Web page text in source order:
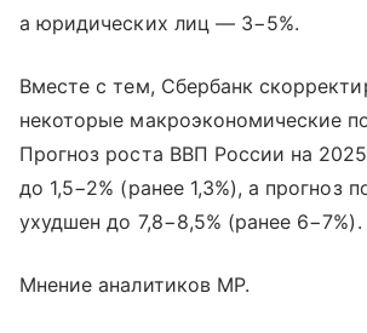
а юридических лиц — 3−5%.
Вместе с тем, Сбербанк
некоторые макроэкономические
Прогноз роста ВВП России на
до 1,5−2% (ранее 1,3%), а прогноз
ухудшен до 7,8−8,5% (ранее 6−7%).
Мнение аналитиков МР.